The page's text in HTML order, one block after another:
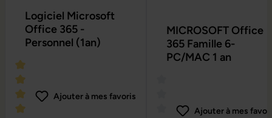
Logiciel Microsoft
Office 365 -
Personnel (1an)
Ajouter à mes favoris
MICROSOFT Office
365 Famille 6-
PC/MAC 1 an
Ajouter à mes